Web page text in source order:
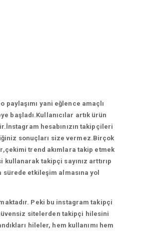
yani eğlence amaçlı
başladı.Kullanıcılar artık ürün
hesabınızın takipçileri
sonuçları size vermez.Birçok
trend akımlara takip etmek
takipçi sayınız arttırıp
etkileşim almasına yol
Peki bu instagram takipçi
sitelerden takipçi hilesini
hileler, hem kullanımı hem